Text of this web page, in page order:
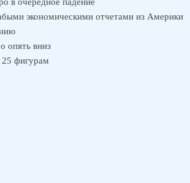
экономическими отчетами из Америки
опять вниз
25 фигурам